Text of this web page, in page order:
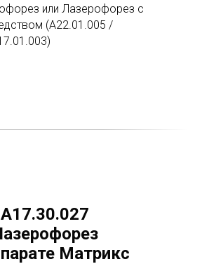
или Лазерофорез с
(А22.01.005 /
A17.30.027
Матрикс